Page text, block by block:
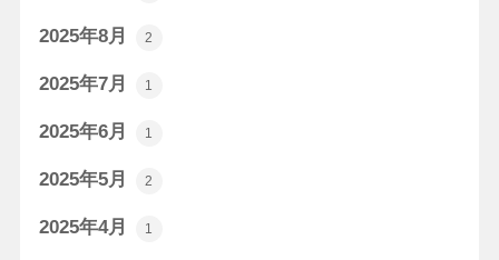
2025年8月 2
2025年7月 1
2025年6月 1
2025年5月 2
2025年4月 1